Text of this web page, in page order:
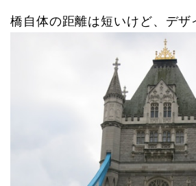
橋自体の距離は短いけど、デザ